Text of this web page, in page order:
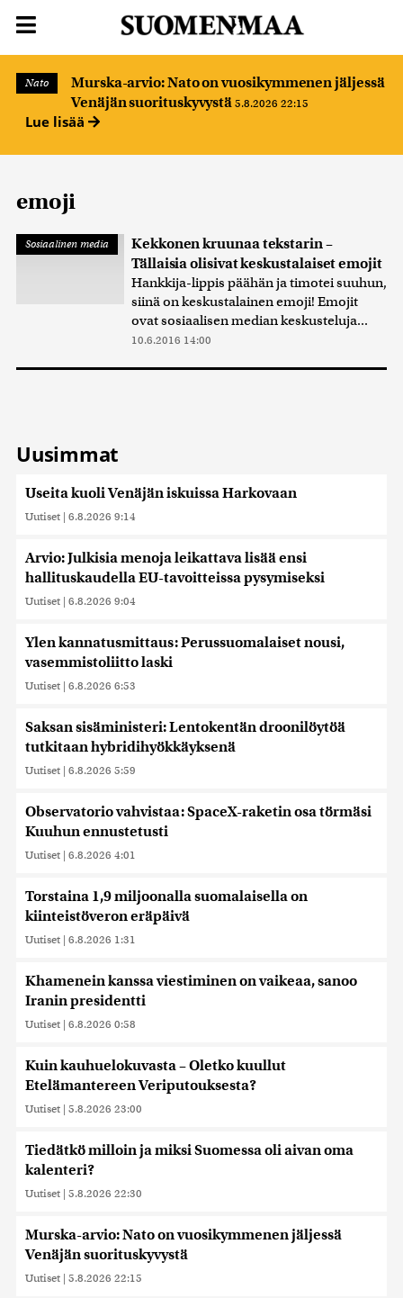
Nato
Murska-arvio: Nato on vuosikymmenen jäljessä
Venäjän suorituskyvystä 5.8.2026 22:15
Lue lisää
emoji
Sosiaalinen media
Kekkonen kruunaa tekstarin –
Tällaisia olisivat keskustalaiset emojit
Hankkija-lippis päähän ja timotei suuhun,
siinä on keskustalainen emoji! Emojit
ovat sosiaalisen median keskusteluja...
10.6.2016 14:00
Uusimmat
Useita kuoli Venäjän iskuissa Harkovaan
Uutiset | 6.8.2026 9:14
Arvio: Julkisia menoja leikattava lisää ensi
hallituskaudella EU-tavoitteissa pysymiseksi
Uutiset | 6.8.2026 9:04
Ylen kannatusmittaus: Perussuomalaiset nousi,
vasemmistoliitto laski
Uutiset | 6.8.2026 6:53
Saksan sisäministeri: Lentokentän droonilöytöä
tutkitaan hybridihyökkäyksenä
Uutiset | 6.8.2026 5:59
Observatorio vahvistaa: SpaceX-raketin osa törmäsi
Kuuhun ennustetusti
Uutiset | 6.8.2026 4:01
Torstaina 1,9 miljoonalla suomalaisella on
kiinteistöveron eräpäivä
Uutiset | 6.8.2026 1:31
Khamenein kanssa viestiminen on vaikeaa, sanoo
Iranin presidentti
Uutiset | 6.8.2026 0:58
Kuin kauhuelokuvasta – Oletko kuullut
Etelämantereen Veriputouksesta?
Uutiset | 5.8.2026 23:00
Tiedätkö milloin ja miksi Suomessa oli aivan oma
kalenteri?
Uutiset | 5.8.2026 22:30
Murska-arvio: Nato on vuosikymmenen jäljessä
Venäjän suorituskyvystä
Uutiset | 5.8.2026 22:15